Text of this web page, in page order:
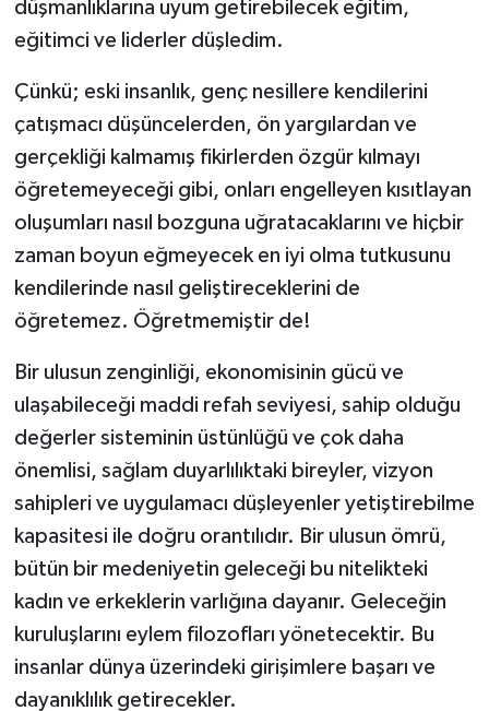
düşmanlıklarına uyum getirebilecek eğitim,
eğitimci ve liderler düşledim.
Çünkü; eski insanlık, genç nesillere kendilerini
çatışmacı düşüncelerden, ön yargılardan ve
gerçekliği kalmamış fikirlerden özgür kılmayı
öğretemeyeceği gibi, onları engelleyen kısıtlayan
oluşumları nasıl bozguna uğratacaklarını ve hiçbir
zaman boyun eğmeyecek en iyi olma tutkusunu
kendilerinde nasıl geliştireceklerini de
öğretemez. Öğretmemiştir de!
Bir ulusun zenginliği, ekonomisinin gücü ve
ulaşabileceği maddi refah seviyesi, sahip olduğu
değerler sisteminin üstünlüğü ve çok daha
önemlisi, sağlam duyarlılıktaki bireyler, vizyon
sahipleri ve uygulamacı düşleyenler yetiştirebilme
kapasitesi ile doğru orantılıdır. Bir ulusun ömrü,
bütün bir medeniyetin geleceği bu nitelikteki
kadın ve erkeklerin varlığına dayanır. Geleceğin
kuruluşlarını eylem filozofları yönetecektir. Bu
insanlar dünya üzerindeki girişimlere başarı ve
dayanıklılık getirecekler.